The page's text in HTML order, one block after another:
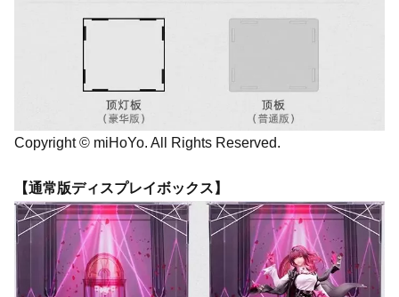
Copyright © miHoYo. All Rights Reserved.
【通常版ディスプレイボックス】